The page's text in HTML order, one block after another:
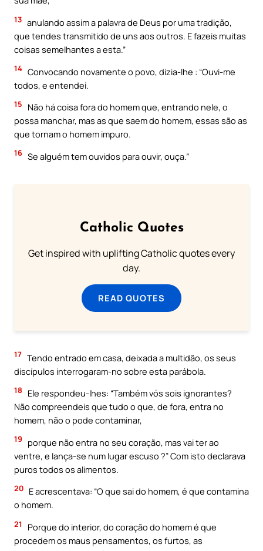
13 anulando assim a palavra de Deus por uma tradição,
que tendes transmitido de uns aos outros. E fazeis muitas
coisas semelhantes a esta.”
14 Convocando novamente o povo, dizia-lhe : “Ouvi-me
todos, e entendei.
15
Não há coisa fora do homem que, entrando nele, o
possa manchar, mas as que saem do homem, essas são as
que tornam o homem impuro.
16 Se alguém tem ouvidos para ouvir, ouça.”
Catholic Quotes
Get inspired with uplifting Catholic quotes every
day.
READ QUOTES
17 Tendo entrado em casa, deixada a multidão, os seus
discípulos interrogaram-no sobre esta parábola.
18
Ele respondeu-lhes: “Também vós sois ignorantes?
Não compreendeis que tudo o que, de fora, entra no
homem, não o pode contaminar,
19
porque não entra no seu coração, mas vai ter ao
ventre, e lança-se num lugar escuso ?” Com isto declarava
puros todos os alimentos.
20 E acrescentava: “O que sai do homem, é que contamina
o homem.
21
Porque do interior, do coração do homem é que
procedem os maus pensamentos, os furtos, as